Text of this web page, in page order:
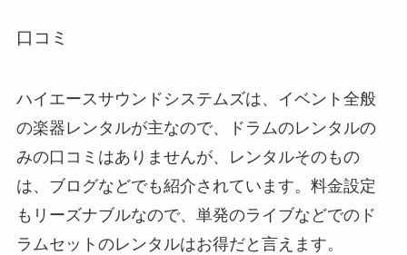
口コミ
ハイエースサウンドシステムズは、イベント全般
の楽器レンタルが主なので、ドラムのレンタルの
みの口コミはありませんが、レンタルそのもの
は、ブログなどでも紹介されています。料金設定
もリーズナブルなので、単発のライブなどでのド
ラムセットのレンタルはお得だと言えます。